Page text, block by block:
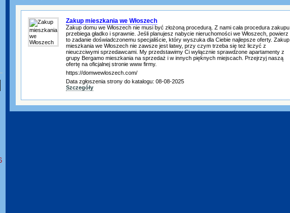
Zakup mieszkania we Włoszech
Zakup domu we Włoszech nie musi być złożoną procedurą. Z nami cała procedura zakupu
przebiega gładko i sprawnie. Jeśli planujesz nabycie nieruchomości we Włoszech, powierz
to zadanie doświadczonemu specjaliście, który wyszuka dla Ciebie najlepsze oferty. Zakup
mieszkania we Włoszech nie zawsze jest łatwy, przy czym trzeba się też liczyć z
nieuczciwymi sprzedawcami. My przedstawimy Ci wyłącznie sprawdzone apartamenty z
grupy Bergamo mieszkania na sprzedaż i w innych pięknych miejscach. Przejrzyj naszą
ofertę na oficjalnej stronie www firmy.
https://domwewloszech.com/
Data zgłoszenia strony do katalogu: 08-08-2025
Szczegóły